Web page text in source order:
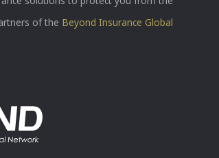
of the Beyond Insurance Global